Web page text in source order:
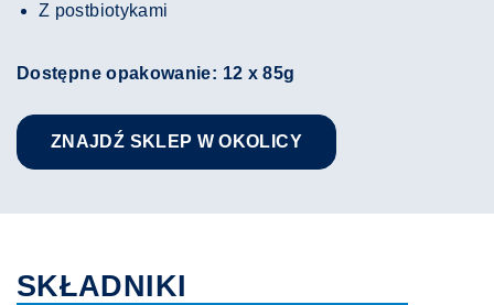
Z postbiotykami
Dostępne opakowanie: 12 x 85g
ZNAJDŹ SKLEP W OKOLICY
SKŁADNIKI